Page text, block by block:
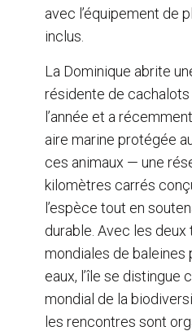
avec l’équipement de
inclus.
La Dominique abrite
résidente de
l’année et a
aire marine protégée
ces animaux — une
kilomètres carrés
l’espèce tout en
durable. Avec les
mondiales de baleines
eaux, l’île se distingue
mondial de la
les rencontres sont